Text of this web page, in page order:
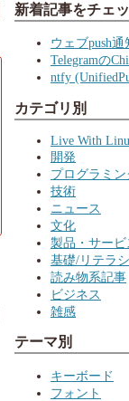
新着記事をチェ
ウェブpush
Telegramの
ntfy
カテゴリ別
Live With
開発
プログラミン
技術
ニュース
文化
製品・サービ
基礎/リテラ
読み物系記事
ビジネス
雑感
テーマ別
キーボード
フォント